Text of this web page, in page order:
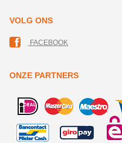
VOLG ONS
FACEBOOK
ONZE PARTNERS